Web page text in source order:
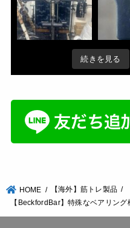
続きを見る
HOME
【海外】筋トレ製品
【BeckfordBar】特殊なベアリン